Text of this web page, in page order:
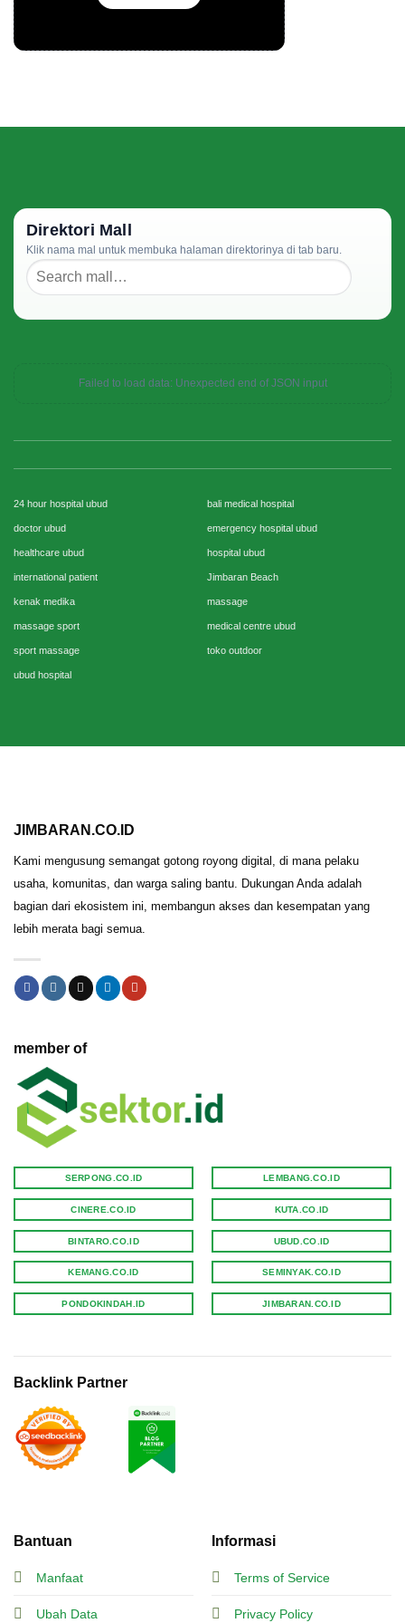
Direktori Mall
Klik nama mal untuk membuka halaman direktorinya di tab baru.
Failed to load data: Unexpected end of JSON input
24 hour hospital ubud bali medical hospital
doctor ubud emergency hospital ubud
healthcare ubud hospital ubud
international patient Jimbaran Beach
kenak medika massage
massage sport medical centre ubud
sport massage toko outdoor
ubud hospital
JIMBARAN.CO.ID
Kami mengusung semangat gotong royong digital, di mana pelaku
usaha, komunitas, dan warga saling bantu. Dukungan Anda adalah
bagian dari ekosistem ini, membangun akses dan kesempatan yang
lebih merata bagi semua.
Bantuan
Manfaat
Ubah Data
Informasi
Terms of Service
Privacy Policy
member of
SERPONG.CO.ID
CINERE.CO.ID
BINTARO.CO.ID
KEMANG.CO.ID
PONDOKINDAH.ID
LEMBANG.CO.ID
KUTA.CO.ID
UBUD.CO.ID
SEMINYAK.CO.ID
JIMBARAN.CO.ID
Backlink Partner